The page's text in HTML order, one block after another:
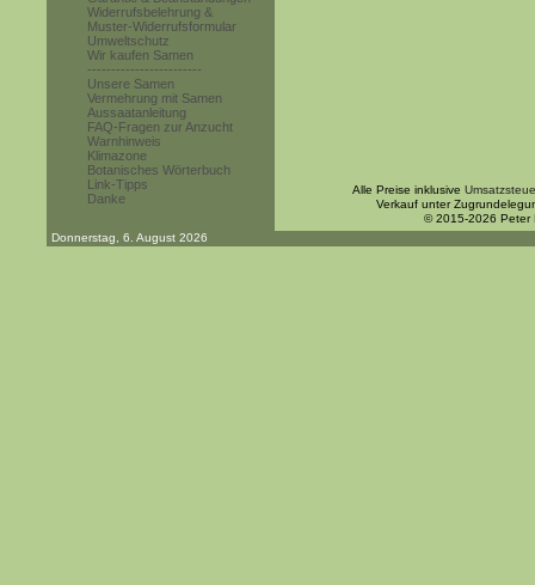
Widerrufsbelehrung &
Muster-Widerrufsformular
Umweltschutz
Wir kaufen Samen
------------------------
Unsere Samen
Vermehrung mit Samen
Aussaatanleitung
FAQ-Fragen zur Anzucht
Warnhinweis
Klimazone
Botanisches Wörterbuch
Link-Tipps
Danke
Alle Preise inklusive
Verkauf unter
© 2015-2026 Peter
Donnerstag, 6. August 2026